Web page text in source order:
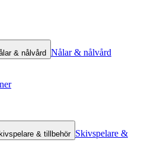
& nålvård Nålar & nålvård
& tillbehör Skivspelare &